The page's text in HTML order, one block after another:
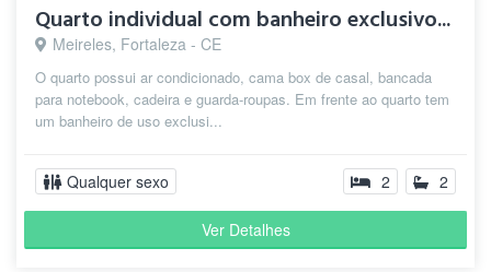
Quarto individual com banheiro exclusivo...
Meireles, Fortaleza - CE
O quarto possui ar condicionado, cama box de casal, bancada
para notebook, cadeira e guarda-roupas. Em frente ao quarto tem
um banheiro de uso exclusi...
Qualquer sexo 2 2
Ver Detalhes